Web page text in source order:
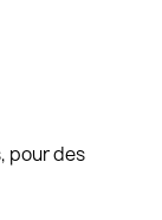
pour des